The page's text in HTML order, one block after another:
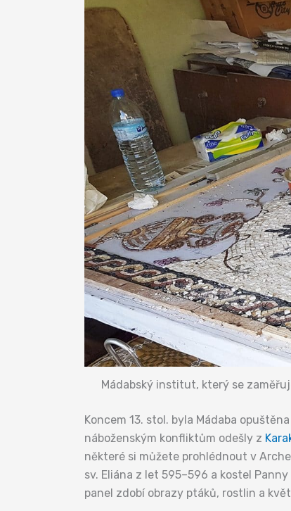
Mádabský institut, který se
Koncem 13. stol. byla Mádaba
náboženským konfliktům odešly z
některé si můžete prohlédnout v
sv. Eliána z let 595–596 a kostel
panel zdobí obrazy ptáků, rostlin a